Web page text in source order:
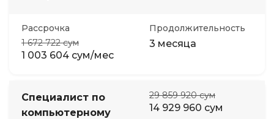
Рассрочка
1 672 722 сум
1 003 604 сум/мес
Продолжительность
3 месяца
Специалист по
компьютерному
29 859 920 сум
14 929 960 сум